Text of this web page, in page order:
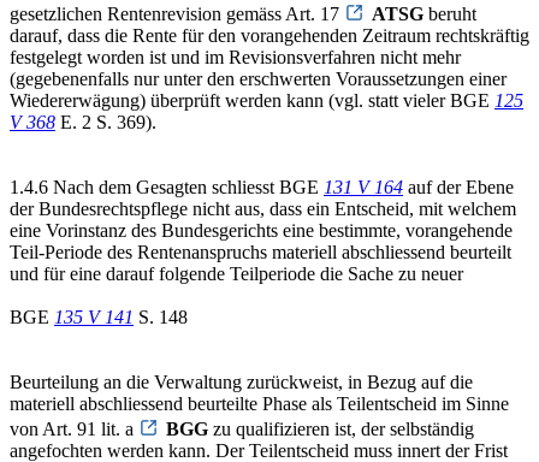
gesetzlichen Rentenrevision gemäss Art. 17
ATSG beruht
darauf, dass die Rente für den vorangehenden Zeitraum rechtskräftig
festgelegt worden ist und im Revisionsverfahren nicht mehr
(gegebenenfalls nur unter den erschwerten Voraussetzungen einer
Wiedererwägung) überprüft werden kann (vgl. statt vieler BGE 125
V 368 E. 2 S. 369).
1.4.6 Nach dem Gesagten schliesst BGE 131 V 164 auf der Ebene
der Bundesrechtspflege nicht aus, dass ein Entscheid, mit welchem
eine Vorinstanz des Bundesgerichts eine bestimmte, vorangehende
Teil-Periode des Rentenanspruchs materiell abschliessend beurteilt
und für eine darauf folgende Teilperiode die Sache zu neuer
BGE 135 V 141 S. 148
Beurteilung an die Verwaltung zurückweist, in Bezug auf die
materiell abschliessend beurteilte Phase als Teilentscheid im Sinne
von Art. 91 lit. a
BGG zu qualifizieren ist, der selbständig
angefochten werden kann. Der Teilentscheid muss innert der Frist